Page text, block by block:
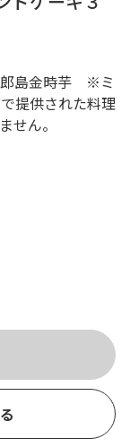
郎島金時芋 ※ミ
提供された料理
せん。